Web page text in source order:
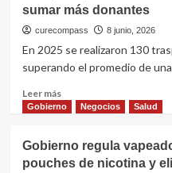
sumar más donantes
curecompass 8 junio, 2026
En 2025 se realizaron 130
superando el promedio de
Leer másLeer
más
de
corazón
Gobierno Negocios Salud
Gobierno regula
pouches de nicotina y